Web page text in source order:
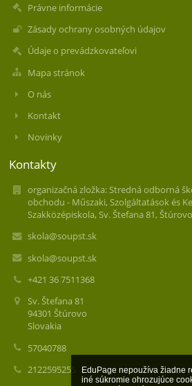
EduPage nepoužíva žiadne
iné súkromie ohrozujúce
Právne informácie
Zásady ochrany osobných údajov
Údaje o prevádzkovateľovi
Mapa stránok
O nás
Kontakt
Novinky
Kontakty
organizačná zložka: Stredná odborná
obchodu - Műszaki, Szolgáltatások és
Szakközépiskola, Sv. Štefana 81, Štúrovo
skola@soupst.sk
skola@soupst.sk
+421 36 7511368
Sv. Štefana 81
94301 Štúrovo
Slovakia
57040788
2122595255